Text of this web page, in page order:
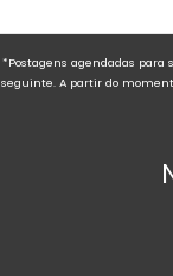
*Postagens agendadas para
seguinte. A partir do